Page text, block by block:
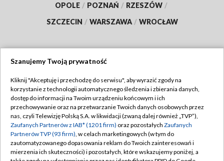
OPOLE / POZNAŃ / RZESZÓW /
SZCZECIN / WARSZAWA / WROCŁAW
TVP
Abonament TVP
Emisja w TVP
Centrum informacji TVP
Naziemna Telewizja Cyfrowa
Regulamin TVP
Polityka prywatności
Moje zgody
Pomoc
Szanujemy Twoją prywatność
Kliknij "Akceptuję i przechodzę do serwisu", aby wyrazić zgody na
korzystanie z technologii automatycznego śledzenia i zbierania danych,
dostęp do informacji na Twoim urządzeniu końcowym i ich
przechowywanie oraz na przetwarzanie Twoich danych osobowych przez
nas, czyli Telewizję Polską S.A. w likwidacji (zwaną dalej również „TVP”),
Zaufanych Partnerów z IAB* (1201 firm) oraz pozostałych Zaufanych
Partnerów TVP (93 firm), w celach marketingowych (w tym do
zautomatyzowanego dopasowania reklam do Twoich zainteresowań i
mierzenia ich skuteczności) i pozostałych, które wskazujemy poniżej, a